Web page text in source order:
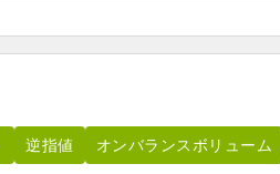
逆指値 オンバランスボリューム